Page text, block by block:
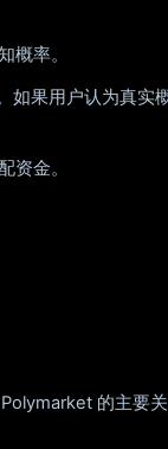
概率。
果用户认为真实
资金。
的主要